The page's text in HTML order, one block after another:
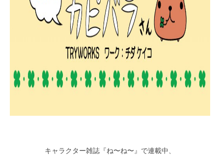
キャラクター雑誌『ね〜ね〜』で連載中、